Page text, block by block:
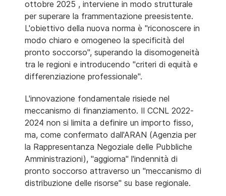
ottobre 2025 , interviene in modo strutturale
per superare la frammentazione preesistente.
L'obiettivo della nuova norma è "riconoscere in
modo chiaro e omogeneo la specificità del
pronto soccorso", superando la disomogeneità
tra le regioni e introducendo "criteri di equità e
differenziazione professionale".
L'innovazione fondamentale risiede nel
meccanismo di finanziamento. Il CCNL 2022-
2024 non si limita a definire un importo fisso,
ma, come confermato dall'ARAN (Agenzia per
la Rappresentanza Negoziale delle Pubbliche
Amministrazioni), "aggiorna" l'indennità di
pronto soccorso attraverso un "meccanismo di
distribuzione delle risorse" su base regionale.